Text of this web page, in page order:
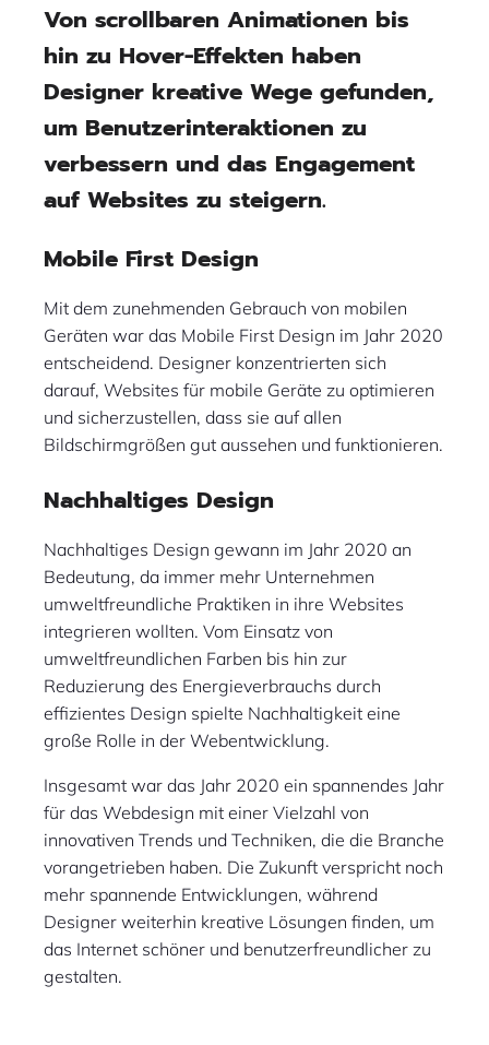
Von scrollbaren Animationen bis
hin zu Hover-Effekten haben
Designer kreative Wege gefunden,
um Benutzerinteraktionen zu
verbessern und das Engagement
auf Websites zu steigern.
Mobile First Design
Mit dem zunehmenden Gebrauch von mobilen
Geräten war das Mobile First Design im Jahr 2020
entscheidend. Designer konzentrierten sich
darauf, Websites für mobile Geräte zu optimieren
und sicherzustellen, dass sie auf allen
Bildschirmgrößen gut aussehen und funktionieren.
Nachhaltiges Design
Nachhaltiges Design gewann im Jahr 2020 an
Bedeutung, da immer mehr Unternehmen
umweltfreundliche Praktiken in ihre Websites
integrieren wollten. Vom Einsatz von
umweltfreundlichen Farben bis hin zur
Reduzierung des Energieverbrauchs durch
effizientes Design spielte Nachhaltigkeit eine
große Rolle in der Webentwicklung.
Insgesamt war das Jahr 2020 ein spannendes Jahr
für das Webdesign mit einer Vielzahl von
innovativen Trends und Techniken, die die Branche
vorangetrieben haben. Die Zukunft verspricht noch
mehr spannende Entwicklungen, während
Designer weiterhin kreative Lösungen finden, um
das Internet schöner und benutzerfreundlicher zu
gestalten.